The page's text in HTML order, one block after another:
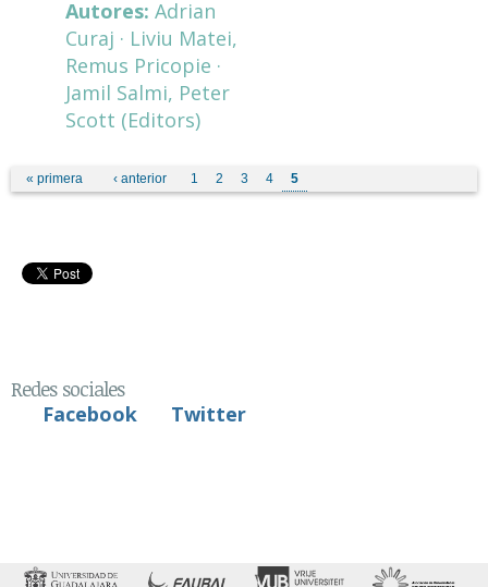
Autores: Adrian
Curaj · Liviu Matei,
Remus Pricopie ·
Jamil Salmi, Peter
Scott (Editors)
Páginas
« primera ‹ anterior 1 2 3 4 5
Redes sociales
Facebook
Twitter